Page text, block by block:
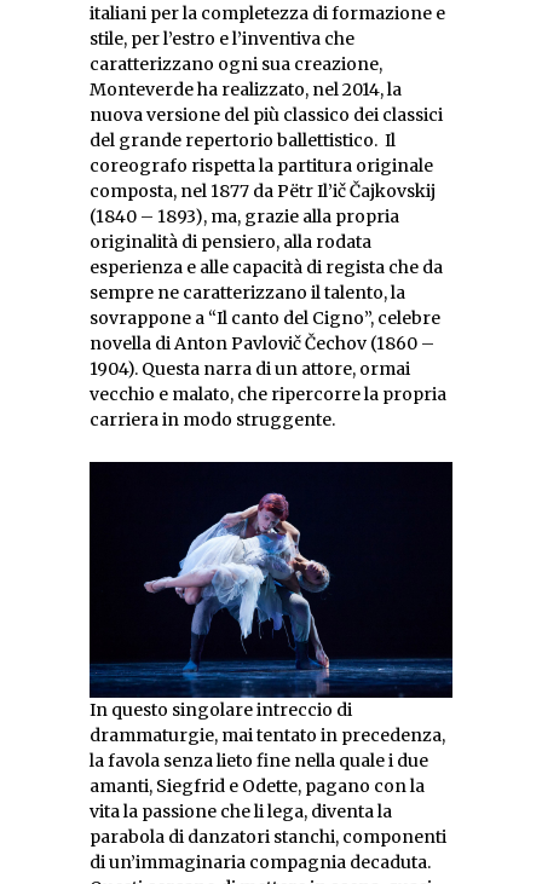
italiani per la completezza di formazione e
stile, per l’estro e l’inventiva che
caratterizzano ogni sua creazione,
Monteverde ha realizzato, nel 2014, la
nuova versione del più classico dei classici
del grande repertorio ballettistico. Il
coreografo rispetta la partitura originale
composta, nel 1877 da Pëtr Il’ič Čajkovskij
(1840 – 1893), ma, grazie alla propria
originalità di pensiero, alla rodata
esperienza e alle capacità di regista che da
sempre ne caratterizzano il talento, la
sovrappone a “Il canto del Cigno”, celebre
novella di Anton Pavlovič Čechov (1860 –
1904). Questa narra di un attore, ormai
vecchio e malato, che ripercorre la propria
carriera in modo struggente.
In questo singolare intreccio di
drammaturgie, mai tentato in precedenza,
la favola senza lieto fine nella quale i due
amanti, Siegfrid e Odette, pagano con la
vita la passione che li lega, diventa la
parabola di danzatori stanchi, componenti
di un’immaginaria compagnia decaduta.